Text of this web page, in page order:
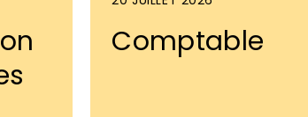
Comptable